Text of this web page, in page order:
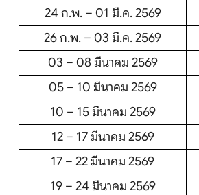
24 ก.พ. – 01 มี.ค. 2569
26 ก.พ. – 03 มี.ค. 2569
03 – 08 มีนาคม 2569
05 – 10 มีนาคม 2569
10 – 15 มีนาคม 2569
12 – 17 มีนาคม 2569
17 – 22 มีนาคม 2569
19 – 24 มีนาคม 2569